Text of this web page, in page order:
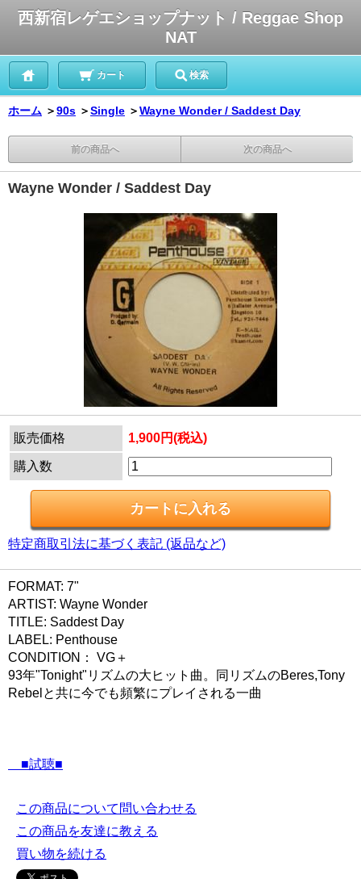
西新宿レゲエショップナット / Reggae Shop
NAT
カート 検索
ホーム ＞90s ＞Single ＞Wayne Wonder / Saddest Day
前の商品へ 次の商品へ
Wayne Wonder / Saddest Day
販売価格 1,900円(税込)
購入数
特定商取引法に基づく表記 (返品など)
FORMAT: 7"
ARTIST: Wayne Wonder
TITLE: Saddest Day
LABEL: Penthouse
CONDITION： VG＋
93年"Tonight"リズムの大ヒット曲。同リズムのBeres,Tony
Rebelと共に今でも頻繁にプレイされる一曲
■試聴■
この商品について問い合わせる
この商品を友達に教える
買い物を続ける